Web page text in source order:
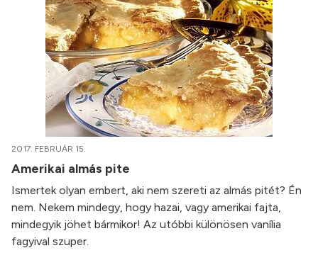
2017. FEBRUÁR 15.
Amerikai almás pite
Ismertek olyan embert, aki nem szereti az almás pitét? Én
nem. Nekem mindegy, hogy hazai, vagy amerikai fajta,
mindegyik jöhet bármikor! Az utóbbi különösen vanília
fagyival szuper.